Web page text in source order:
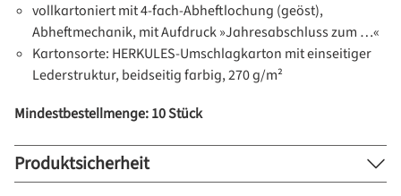
vollkartoniert mit 4-fach-Abheftlochung (geöst),
Abheftmechanik, mit Aufdruck »Jahresabschluss zum …«
Kartonsorte: HERKULES-Umschlagkarton mit einseitiger
Lederstruktur, beidseitig farbig, 270 g/m²
Mindestbestellmenge: 10 Stück
Produktsicherheit